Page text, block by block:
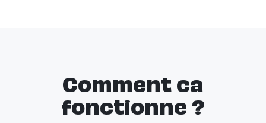
Comment ca
fonctionne ?